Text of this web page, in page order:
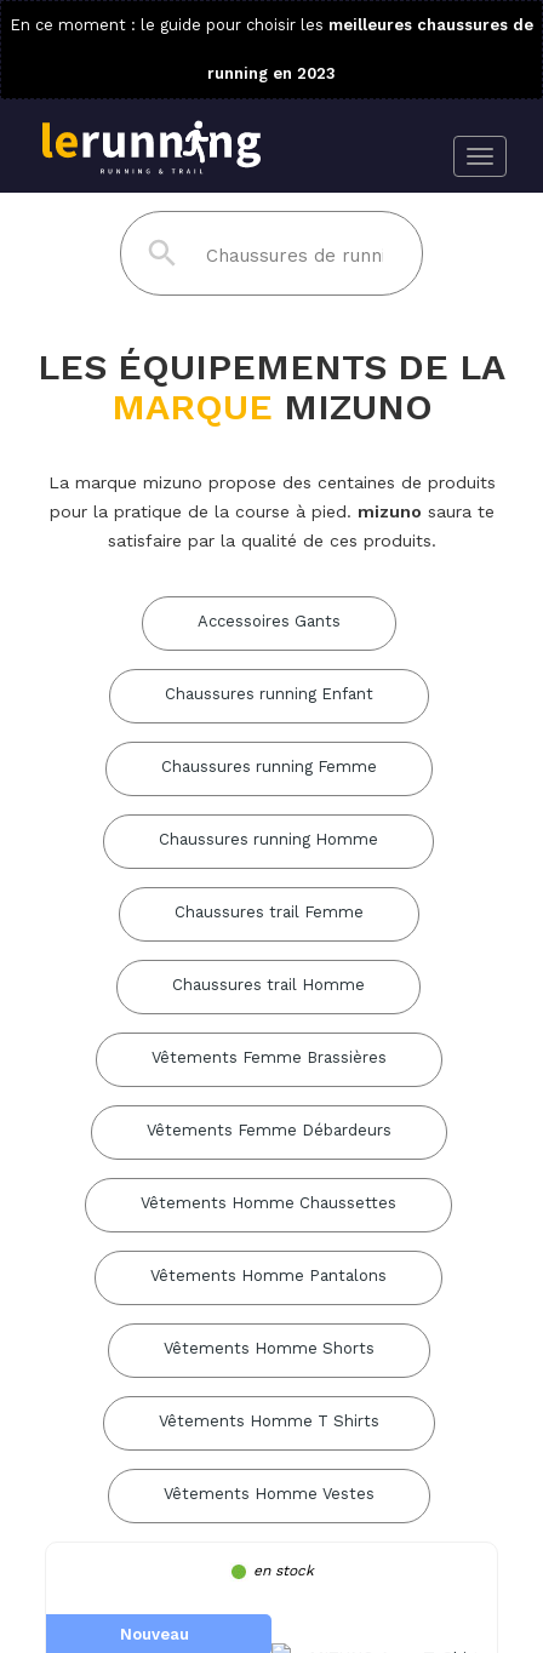
En ce moment : le guide pour choisir les meilleures chaussures de
running en 2023
LES ÉQUIPEMENTS DE LA
MARQUE MIZUNO
La marque mizuno propose des centaines de produits
pour la pratique de la course à pied. mizuno saura te
satisfaire par la qualité de ces produits.
Accessoires Gants
Chaussures running Enfant
Chaussures running Femme
Chaussures running Homme
Chaussures trail Femme
Chaussures trail Homme
Vêtements Femme Brassières
Vêtements Femme Débardeurs
Vêtements Homme Chaussettes
Vêtements Homme Pantalons
Vêtements Homme Shorts
Vêtements Homme T Shirts
Vêtements Homme Vestes
en stock
Nouveau